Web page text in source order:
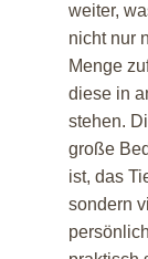
weiter,
nicht nur
Menge
diese in
stehen.
große
ist, das
sondern